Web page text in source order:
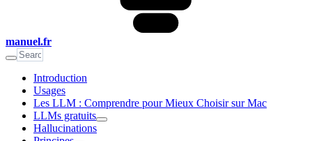
manuel.fr
Introduction
Usages
Les LLM : Comprendre pour Mieux Choisir sur Mac
LLMs gratuits
Hallucinations